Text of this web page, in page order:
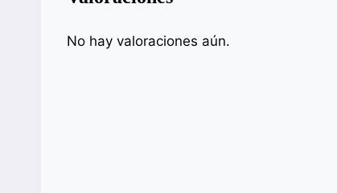
No hay valoraciones aún.